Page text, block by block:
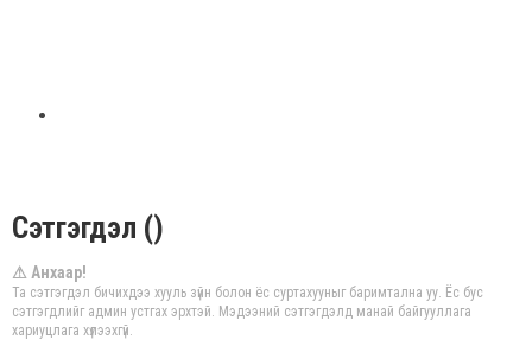
Сэтгэгдэл ()
⚠ Анхаар!
Та сэтгэгдэл бичихдээ хууль зүйн болон ёс суртахууныг баримтална уу. Ёс бус
сэтгэгдлийг админ устгах эрхтэй. Мэдээний сэтгэгдэлд манай байгууллага
хариуцлага хүлээхгүй.